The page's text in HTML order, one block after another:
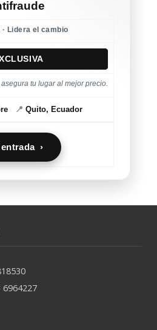
Lidera el cambio
tu lugar al mejor precio.
📍 Quito, Ecuador
›
6964227